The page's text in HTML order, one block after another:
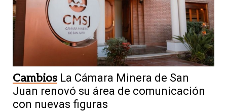
Cambios La Cámara Minera de San
Juan renovó su área de comunicación
con nuevas figuras